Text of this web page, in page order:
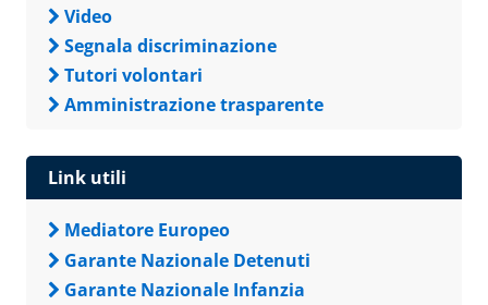
Video
Segnala discriminazione
Tutori volontari
Amministrazione trasparente
Link utili
Mediatore Europeo
Garante Nazionale Detenuti
Garante Nazionale Infanzia